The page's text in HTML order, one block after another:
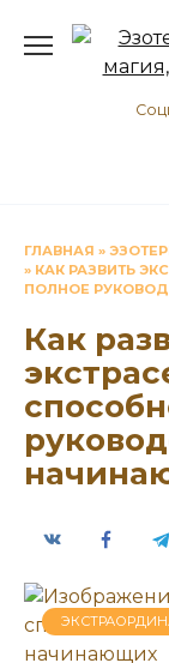
содержанию
ГЛАВНАЯ »
» КАК РАЗВИТЬ
ПОЛНОЕ
Как